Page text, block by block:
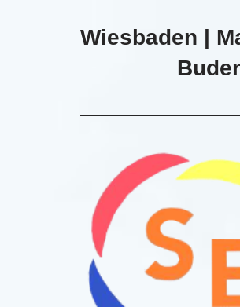
Wiesbaden |